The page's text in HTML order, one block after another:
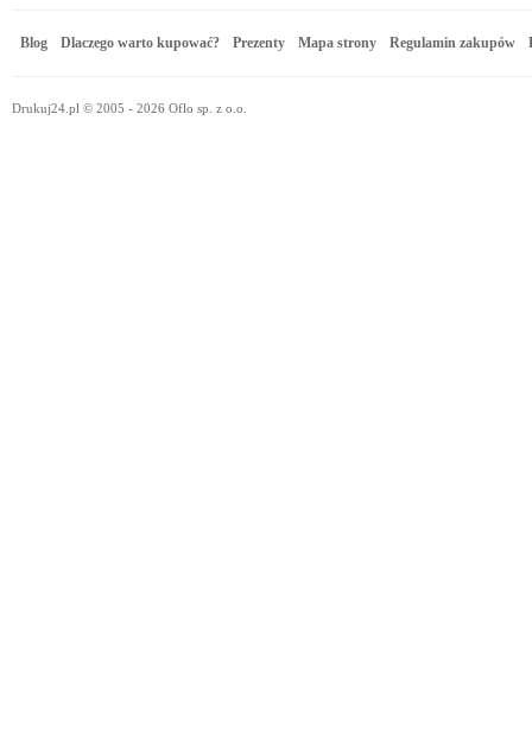
Blog Dlaczego warto kupować? Prezenty Mapa strony Regulamin zakupów
Drukuj24.pl © 2005 - 2026 Oflo sp. z o.o.